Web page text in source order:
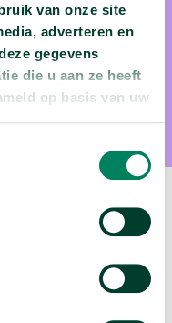
van onze site
adverteren en
gegevens
die u aan ze heeft
op basis van uw
Remortel
aan de Universiteit van
krachten achter de
arrow_forward